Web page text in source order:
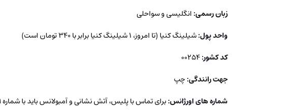
زبان رسمی: انگلیسی و سواحلی
واحد پول:شیلینگ کنیا (تا امروز، 1 شیلینگ کنیا برابر با 340 تومان است)
کد کشور:00254
جهت رانندگی:چپ
شماره های اورژانس:برای تماس با پلیس، آتش نشانی و آمبولانس باید با شماره 999 تماس بگیرید.